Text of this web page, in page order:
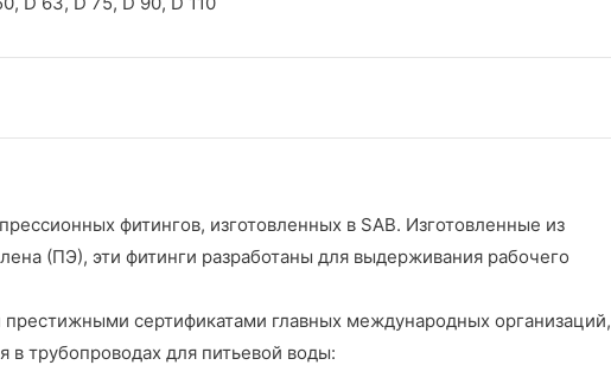
фитингов, изготовленных в SAB. Изготовленные из
(ПЭ), эти фитинги разработаны для выдерживания рабочего
сертификатами главных международных организаций,
в трубопроводах для питьевой воды: